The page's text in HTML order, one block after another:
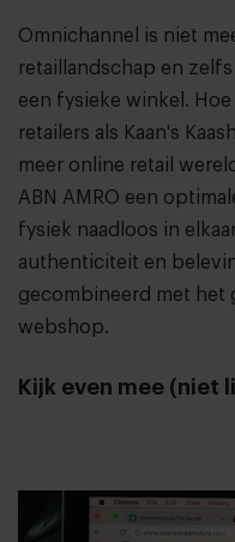
Omnichannel is niet
retaillandschap en
een fysieke winkel.
retailers als Kaan's
meer online retail
ABN AMRO een
fysiek naadloos in
authenticiteit en
gecombineerd met het
webshop.
Kijk even mee (niet